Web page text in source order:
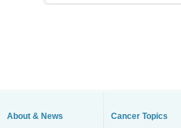
About & News
Cancer Topics